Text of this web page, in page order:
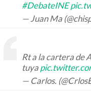
#DebateINE
— Juan Ma
Rt a la cartera de
tuya
— Carlos.